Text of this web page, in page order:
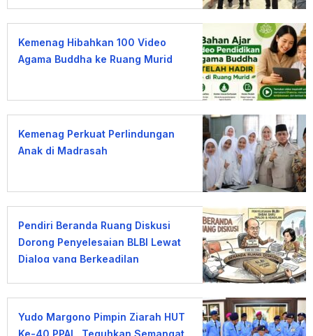
Kemenag Hibahkan 100 Video
Agama Buddha ke Ruang Murid
Kemenag Perkuat Perlindungan
Anak di Madrasah
Pendiri Beranda Ruang Diskusi
Dorong Penyelesaian BLBI Lewat
Dialog yang Berkeadilan
Yudo Margono Pimpin Ziarah HUT
Ke-40 PPAL, Teguhkan Semangat